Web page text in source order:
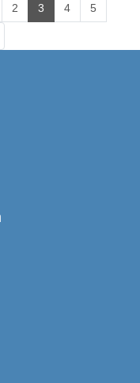
2 3 4 5